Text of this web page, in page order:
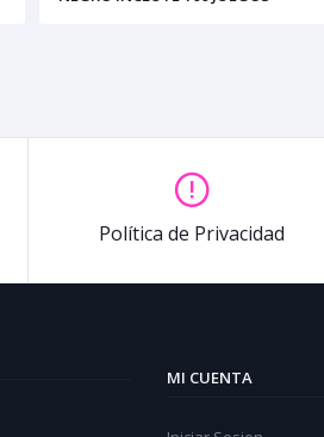
Política de Privacidad
MI CUENTA